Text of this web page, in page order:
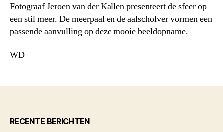
Fotograaf Jeroen van der Kallen presenteert de sfeer op
een stil meer. De meerpaal en de aalscholver vormen een
passende aanvulling op deze mooie beeldopname.
WD
RECENTE BERICHTEN